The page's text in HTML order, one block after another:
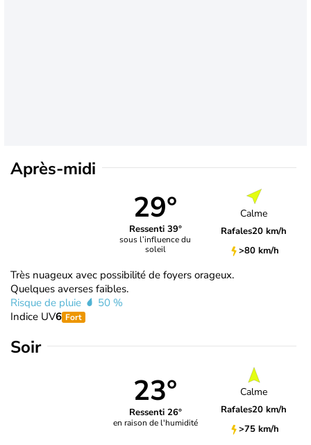
Après-midi
29°
Ressenti 39°
sous l’influence du
soleil
Calme
Rafales20 km/h
>80 km/h
Très nuageux avec possibilité de foyers orageux.
Quelques averses faibles.
Risque de pluie
50 %
Indice UV6 Fort
Soir
23°
Ressenti 26°
en raison de l'humidité
Calme
Rafales20 km/h
>75 km/h